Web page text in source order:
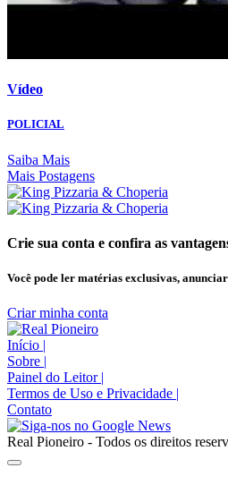
Vídeo
POLICIAL
Saiba Mais
Mais Postagens
Crie sua conta e confira as
Você pode ler matérias exclusivas,
Criar minha conta
Início |
Sobre |
Painel do Leitor |
Termos de Uso e Privacidade |
Contato
Real Pioneiro - Todos os direitos